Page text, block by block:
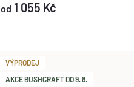
od 1 055 Kč
VÝPRODEJ
AKCE BUSHCRAFT DO 9. 8.